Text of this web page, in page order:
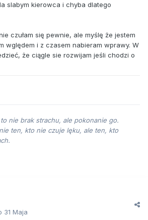
slabym kierowca i chyba dlatego
czułam się pewnie, ale myślę że jestem
wględem i z czasem nabieram wprawy. W
że ciągle sie rozwijam jeśli chodzi o
nie brak strachu, ale pokonanie go.
ten, kto nie czuje lęku, ale ten, kto
31 Maja